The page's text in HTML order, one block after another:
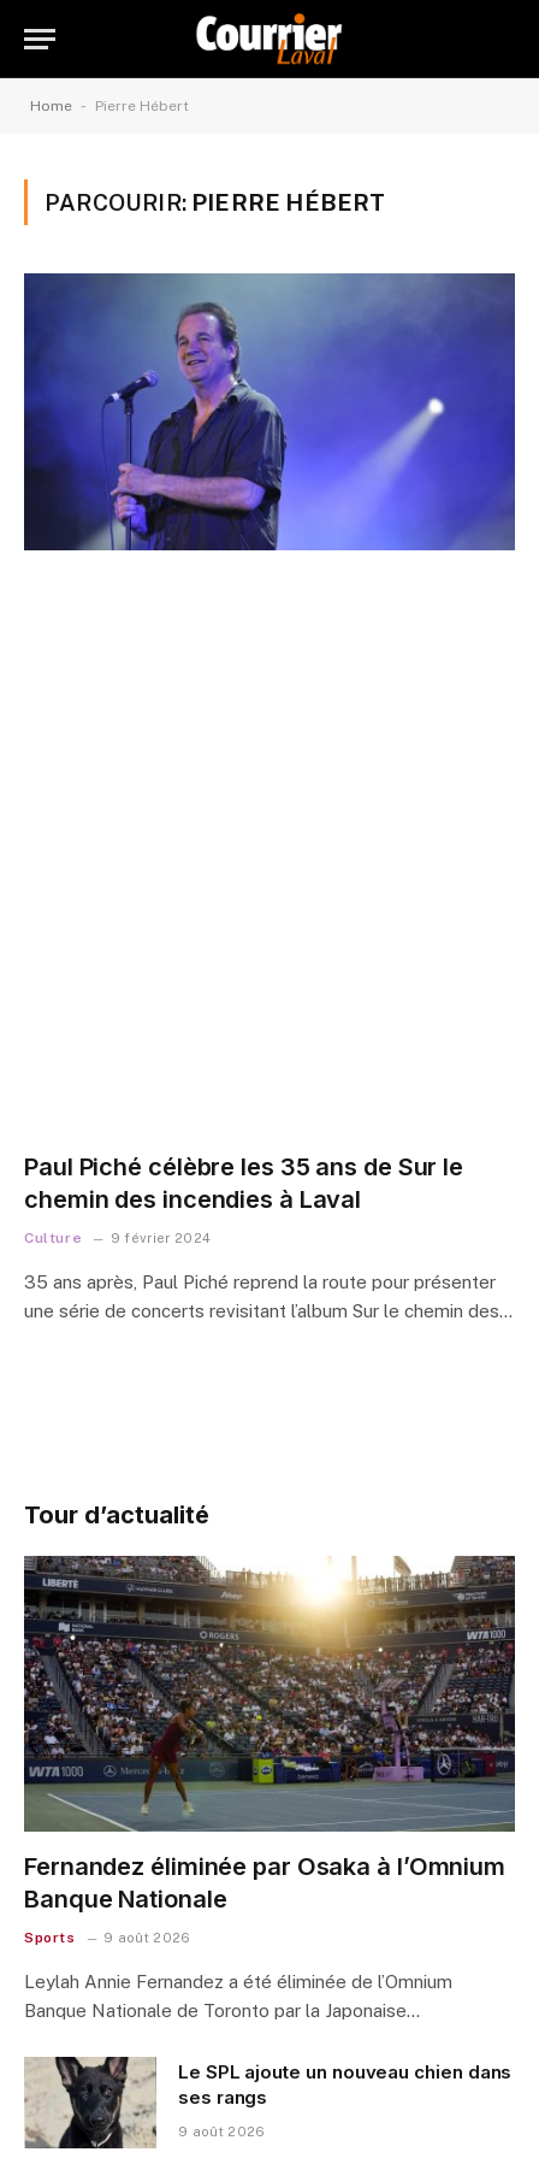
Home - Pierre Hébert
PARCOURIR: PIERRE HÉBERT
Paul Piché célèbre les 35 ans de Sur le
chemin des incendies à Laval
Culture 9 février 2024
35 ans après, Paul Piché reprend la route pour présenter
une série de concerts revisitant l’album Sur le chemin des…
Tour d’actualité
Fernandez éliminée par Osaka à l’Omnium
Banque Nationale
Sports 9 août 2026
Leylah Annie Fernandez a été éliminée de l’Omnium
Banque Nationale de Toronto par la Japonaise…
Le SPL ajoute un nouveau chien dans
ses rangs
9 août 2026